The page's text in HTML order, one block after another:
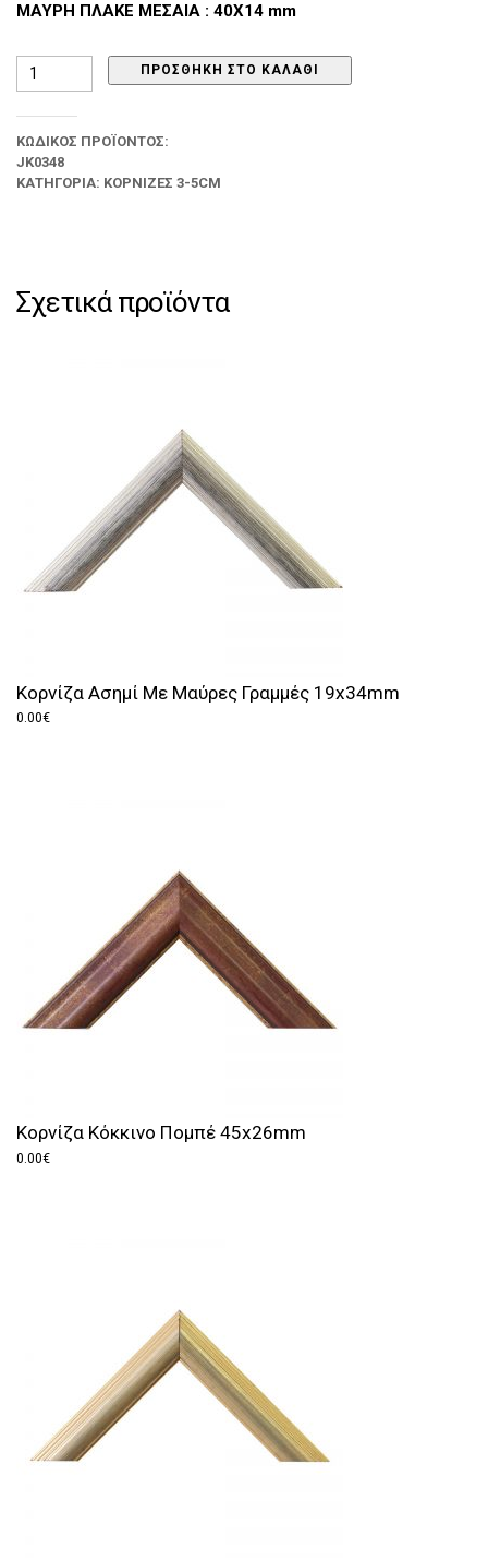
ΜΑΥΡΗ ΠΛΑΚΕ ΜΕΣΑΙΑ : 40Χ14 mm
Κορνίζα
40x14mm
ποσότητα
ΠΡΟΣΘΉΚΗ ΣΤΟ ΚΑΛΆΘΙ
ΚΩΔΙΚΌΣ ΠΡΟΪΌΝΤΟΣ:
JK0348
ΚΑΤΗΓΟΡΊΑ: ΚΟΡΝΊΖΕΣ 3-5CM
Σχετικά προϊόντα
Κορνίζα Ασημί Με Μαύρες Γραμμές 19x34mm
0.00€
Κορνίζα Κόκκινο Πομπέ 45x26mm
0.00€